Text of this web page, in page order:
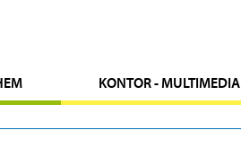
KONTOR - MULTIMEDIA